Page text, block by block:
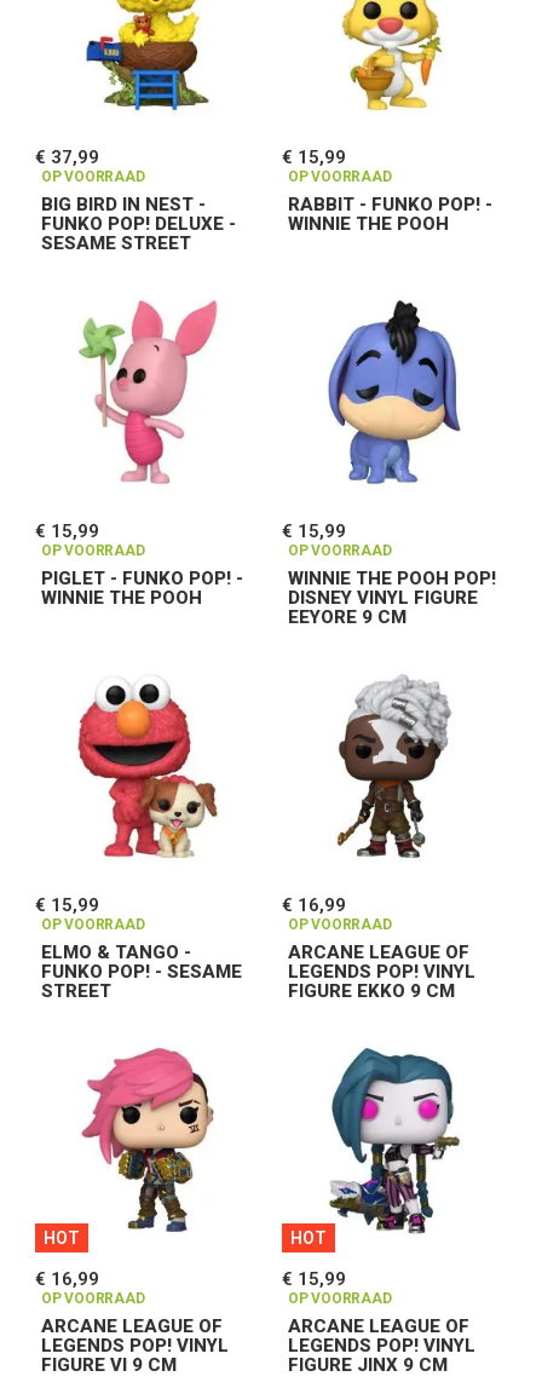
BIG BIRD IN NEST -
FUNKO POP! DELUXE -
SESAME STREET
€ 37,99
OP VOORRAAD
RABBIT - FUNKO POP! -
WINNIE THE POOH
€ 15,99
OP VOORRAAD
PIGLET - FUNKO POP! -
WINNIE THE POOH
€ 15,99
OP VOORRAAD
WINNIE THE POOH POP!
DISNEY VINYL FIGURE
EEYORE 9 CM
€ 15,99
OP VOORRAAD
ELMO & TANGO -
FUNKO POP! - SESAME
STREET
€ 15,99
OP VOORRAAD
ARCANE LEAGUE OF
LEGENDS POP! VINYL
FIGURE EKKO 9 CM
€ 16,99
OP VOORRAAD
HOT
ARCANE LEAGUE OF
LEGENDS POP! VINYL
FIGURE VI 9 CM
€ 16,99
OP VOORRAAD
HOT
ARCANE LEAGUE OF
LEGENDS POP! VINYL
FIGURE JINX 9 CM
€ 15,99
OP VOORRAAD